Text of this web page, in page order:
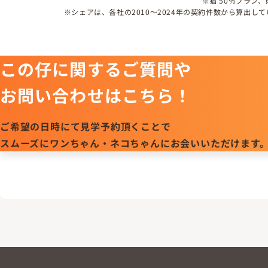
※シェアは、各社の2010～2024年の契約件数から算出し
この仔に関するご質問や
お問い合わせはこちら！
ご希望の日時にて見学予約頂くことで
スムーズにワンちゃん・ネコちゃんにお会いいただけます